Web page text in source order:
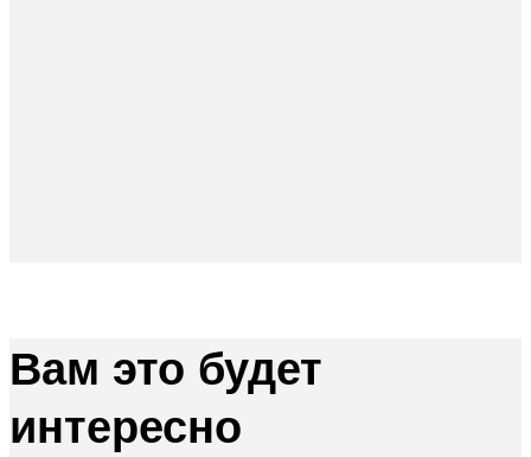
Вам это будет
интересно